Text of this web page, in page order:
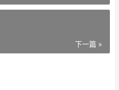
下一篇 »